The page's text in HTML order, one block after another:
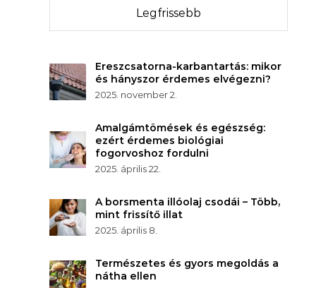
Legfrissebb
Ereszcsatorna-karbantartás: mikor
és hányszor érdemes elvégezni?
2025. november 2.
Amalgámtömések és egészség:
ezért érdemes biológiai
fogorvoshoz fordulni
2025. április 22.
A borsmenta illóolaj csodái – Több,
mint frissítő illat
2025. április 8.
Természetes és gyors megoldás a
nátha ellen